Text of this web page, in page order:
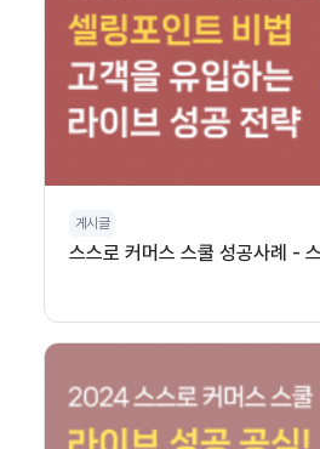
게시글
스스로 커머스 스쿨 성공사례 -